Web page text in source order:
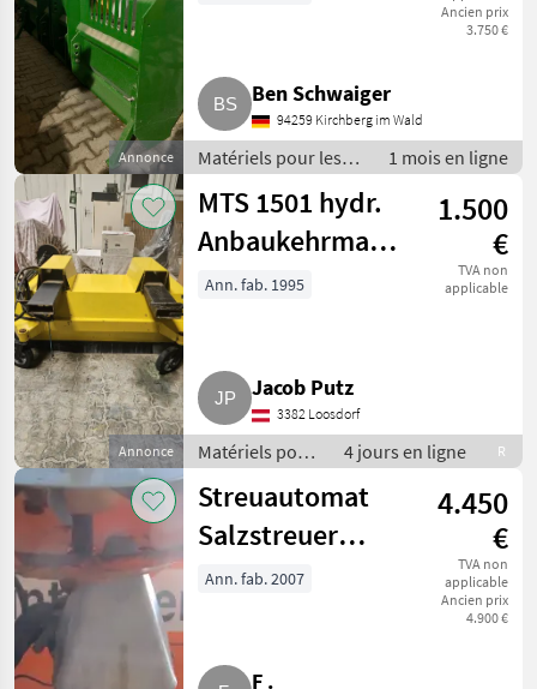
Annonce
Ancien prix
3.750 €
Ben Schwaiger
94259 Kirchberg im Wald
Matériels pour les
services publics /
Matériels de
balayage
1 mois en ligne
Annonce
MTS 1501 hydr.
Anbaukehrmaschine
für Stapler,
1.500
€
TVA non
applicable
Ann. fab. 1995
Jacob Putz
3382 Loosdorf
Matériels pour
les services
publics /
Matériels de
balayage
4 jours en ligne R
Streuautomat
Salzstreuer
Gmeiner STA
4.450
€
TVA non
applicable
Ancien prix
4.900 €
Ann. fab. 2007
F .